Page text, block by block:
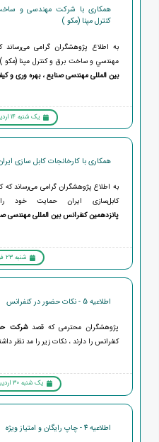
همکاری با شرکت مهندسی و
کنترل مپنا (مکو )
به اطلاع پژوهشگران گرامی
مهندسي و ساخت برق و کنترل مپنا
بین المللی مهندسی صنایع ، بهره وری و
یک شنبه 14 اردیبهشت 1404 (1 سال قبل )
همکاری با کارخانجات کابل سازی
به اطلاع پژوهشگران گرامی می‌رساند که
کابل‌سازی ایران حمایت خود
پانزدهمینکنفرانس بین المللی مهندسی
شنبه 23 فروردین 1404 (1 سال قبل )
اطلاعیه 5 - نکات حضور در کنفرانس
پژوهشگران محترمی که قصدشرکت
کنفرانس را دارند ، نکات زیر را مد نظر
یک شنبه 30 اردیبهشت 1403 (2 سال قبل )
اطلاعیه 4 - چاپ رایگان و امتیاز ویژه